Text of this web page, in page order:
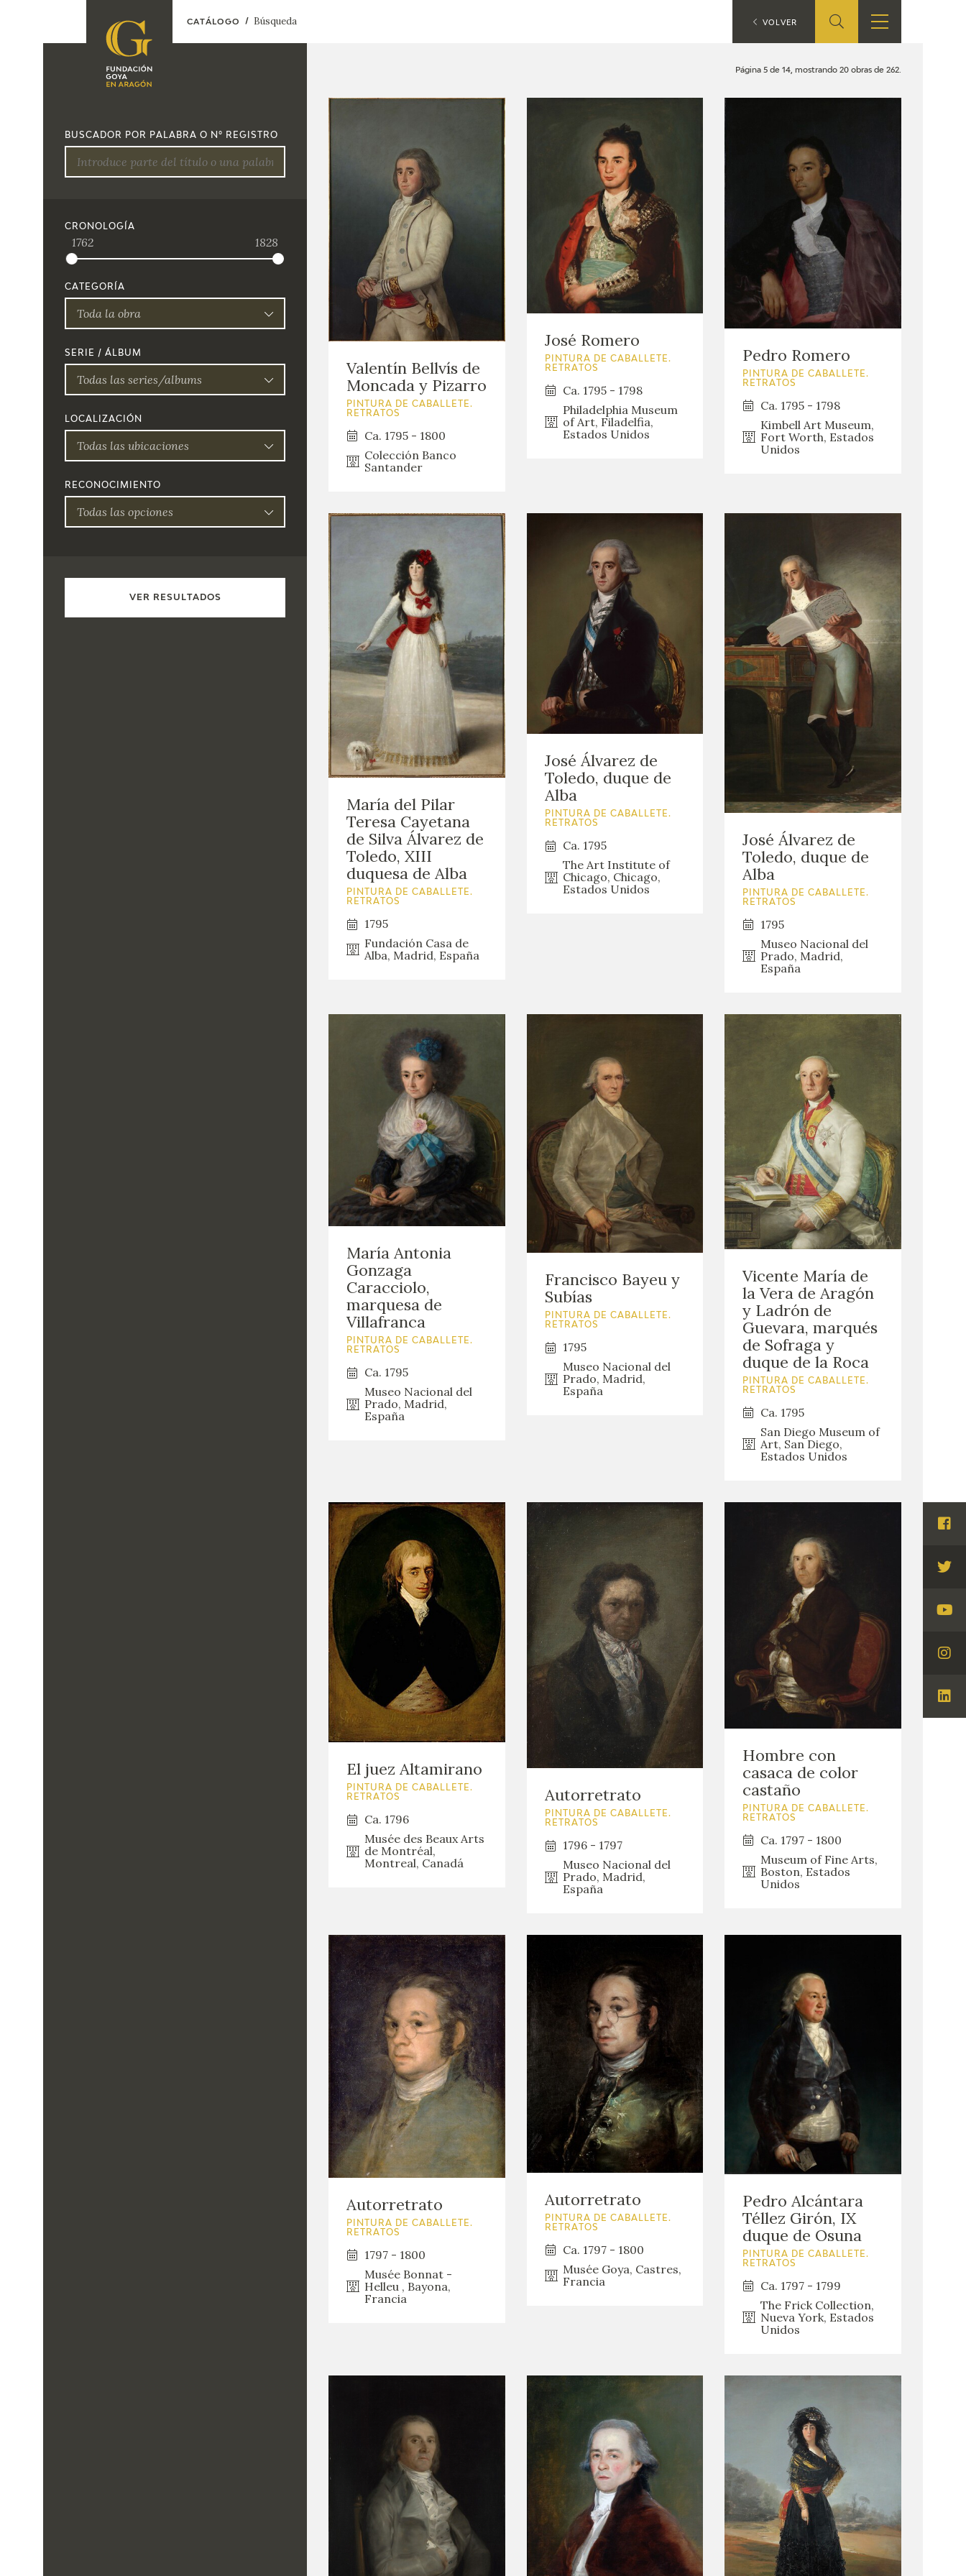
EN
FUNDACIÓN
CENTRO DE
CONTACTO
SALA DE
EL VIAJE DE GOYA
CATÁLOGO
GOYA EN EL MUNDO
GOYA
EDUCA
EDUCATIVOS
FICHAS ARASAAC
BUSCADOR POR PALABRA O Nº REGISTRO
CRONOLOGÍA
1762 1828
CATEGORÍA
Toda la obra
SERIE / ÁLBUM
Todas las series/albums
LOCALIZACIÓN
Todas las ubicaciones
RECONOCIMIENTO
Todas las opciones
Página 5 de 14, mostrando 20 obras de 262.
Valentín Bellvís de
Moncada y Pizarro
PINTURA DE CABALLETE.
RETRATOS
Ca. 1795 - 1800
Colección Banco
Santander
José Romero
PINTURA DE CABALLETE.
RETRATOS
Ca. 1795 - 1798
Philadelphia Museum
of Art, Filadelfia,
Estados Unidos
Pedro Romero
PINTURA DE CABALLETE.
RETRATOS
Ca. 1795 - 1798
Kimbell Art Museum,
Fort Worth, Estados
Unidos
María del Pilar
Teresa Cayetana
de Silva Álvarez de
Toledo, XIII
duquesa de Alba
PINTURA DE CABALLETE.
RETRATOS
1795
Fundación Casa de
Alba, Madrid, España
José Álvarez de
Toledo, duque de
Alba
PINTURA DE CABALLETE.
RETRATOS
Ca. 1795
The Art Institute of
Chicago, Chicago,
Estados Unidos
José Álvarez de
Toledo, duque de
Alba
PINTURA DE CABALLETE.
RETRATOS
1795
Museo Nacional del
Prado, Madrid,
España
María Antonia
Gonzaga
Caracciolo,
marquesa de
Villafranca
PINTURA DE CABALLETE.
RETRATOS
Ca. 1795
Museo Nacional del
Prado, Madrid,
España
Francisco Bayeu y
Subías
PINTURA DE CABALLETE.
RETRATOS
1795
Museo Nacional del
Prado, Madrid,
España
Vicente María de
la Vera de Aragón
y Ladrón de
Guevara, marqués
de Sofraga y
duque de la Roca
PINTURA DE CABALLETE.
RETRATOS
Ca. 1795
San Diego Museum of
Art, San Diego,
Estados Unidos
El juez Altamirano
PINTURA DE CABALLETE.
RETRATOS
Ca. 1796
Musée des Beaux Arts
de Montréal,
Montreal, Canadá
Autorretrato
PINTURA DE CABALLETE.
RETRATOS
1796 - 1797
Museo Nacional del
Prado, Madrid,
España
Hombre con
casaca de color
castaño
PINTURA DE CABALLETE.
RETRATOS
Ca. 1797 - 1800
Museum of Fine Arts,
Boston, Estados
Unidos
Autorretrato
PINTURA DE CABALLETE.
RETRATOS
1797 - 1800
Musée Bonnat -
Helleu , Bayona,
Francia
Autorretrato
PINTURA DE CABALLETE.
RETRATOS
Ca. 1797 - 1800
Musée Goya, Castres,
Francia
Pedro Alcántara
Téllez Girón, IX
duque de Osuna
PINTURA DE CABALLETE.
RETRATOS
Ca. 1797 - 1799
The Frick Collection,
Nueva York, Estados
Unidos
CATÁLOGO Búsqueda VOLVER